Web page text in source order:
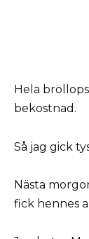
Hela
bekostnad.
Så jag gick
Nästa
fick hennes